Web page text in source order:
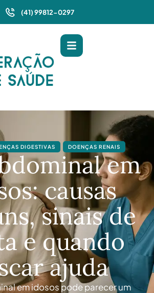
(41) 99812-0297
DIGESTIVAS DOENÇAS RENAIS
em
causas
sinais de
e quando
ajuda
em idosos pode parecer um